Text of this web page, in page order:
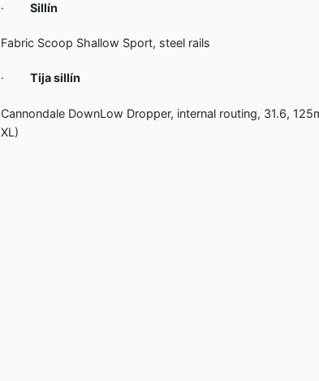
·Sillín
Fabric Scoop Shallow Sport, steel rails
·Tija sillín
Cannondale DownLow Dropper, internal routing, 31.6,
XL)